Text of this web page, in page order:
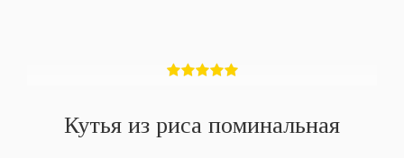
Кутья из риса поминальная